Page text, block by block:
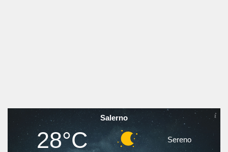
Salerno
28°C Sereno